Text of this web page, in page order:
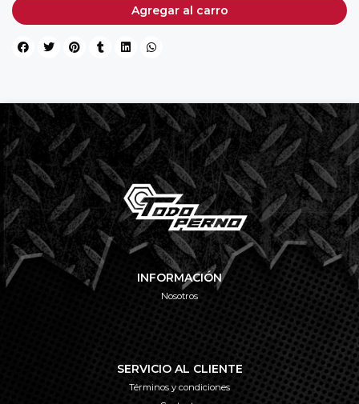
Agregar al carro
INFORMACIÓN
Nosotros
SERVICIO AL CLIENTE
Términos y condiciones